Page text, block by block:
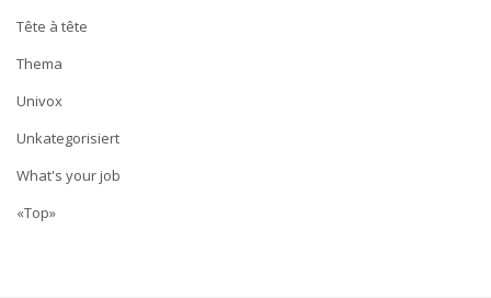
Tête à tête
Thema
Univox
Unkategorisiert
What's your job
«Top»